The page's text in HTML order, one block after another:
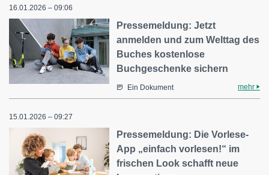
16.01.2026 – 09:06
Pressemeldung: Jetzt
anmelden und zum Welttag des
Buches kostenlose
Buchgeschenke sichern
Ein Dokument mehr
15.01.2026 – 09:27
Pressemeldung: Die Vorlese-
App „einfach vorlesen!“ im
frischen Look schafft neue